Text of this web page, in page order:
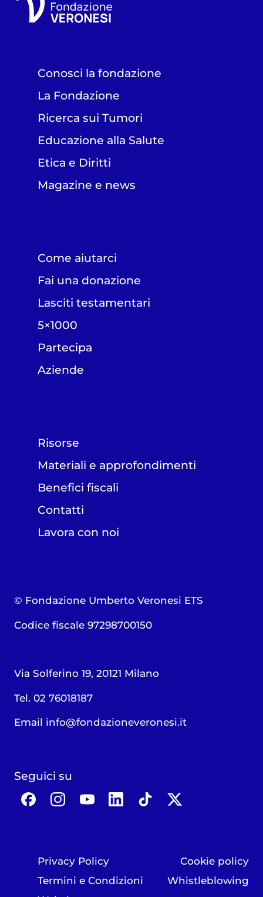
Conosci la fondazione
La Fondazione
Ricerca sui Tumori
Educazione alla Salute
Etica e Diritti
Magazine e news
Come aiutarci
Fai una donazione
Lasciti testamentari
5×1000
Partecipa
Aziende
Risorse
Materiali e approfondimenti
Benefici fiscali
Contatti
Lavora con noi
© Fondazione Umberto Veronesi ETS
Codice fiscale 97298700150
Via Solferino 19, 20121 Milano
Tel. 02 76018187
Email info@fondazioneveronesi.it
Seguici su
Privacy Policy
Cookie policy
Termini e Condizioni
Whistleblowing